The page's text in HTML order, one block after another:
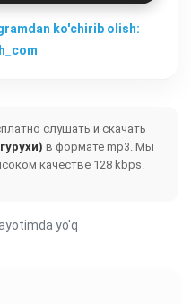
ko'chirib olish:
слушать и скачать
в формате mp3. Мы
качестве 128 kbps.
yo'q